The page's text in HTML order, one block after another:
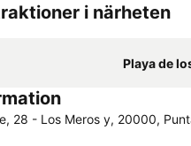
i närheten
Playa de
28 - Los Meros y, 20000,